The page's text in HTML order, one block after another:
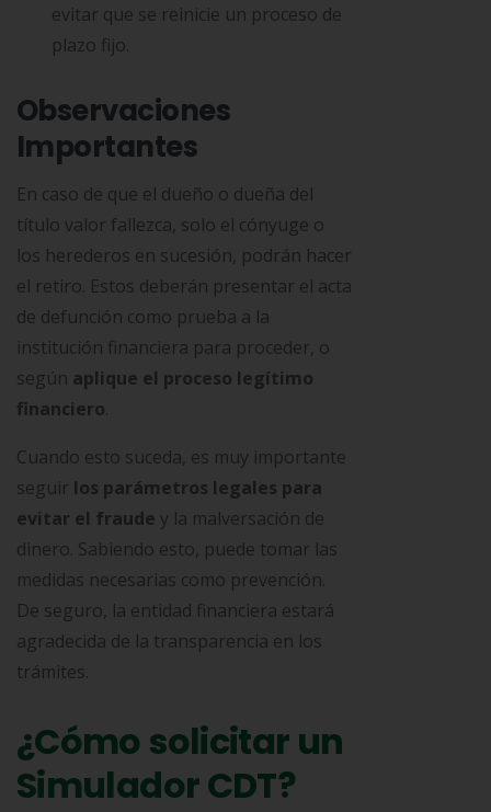
evitar que se reinicie un proceso de
plazo fijo.
Observaciones
Importantes
En caso de que el dueño o dueña del
título valor fallezca, solo el cónyuge o
los herederos en sucesión, podrán hacer
el retiro. Estos deberán presentar el acta
de defunción como prueba a la
institución financiera para proceder, o
según aplique el proceso legítimo
financiero.
Cuando esto suceda, es muy importante
seguir los parámetros legales para
evitar el fraude y la malversación de
dinero. Sabiendo esto, puede tomar las
medidas necesarias como prevención.
De seguro, la entidad financiera estará
agradecida de la transparencia en los
trámites.
¿Cómo solicitar un
Simulador CDT?